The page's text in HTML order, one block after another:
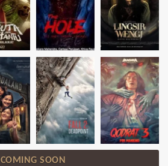
COMING SOON